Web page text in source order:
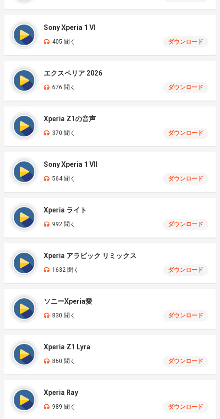
Sony Xperia 1 VI
405 聞く ダウンロード
エクスペリア 2026
676 聞く ダウンロード
Xperia Z1の音声
370 聞く ダウンロード
Sony Xperia 1 VII
564 聞く ダウンロード
Xperia ライト
992 聞く ダウンロード
Xperia アラビック リミックス
1632 聞く ダウンロード
ソニーXperia愛
830 聞く ダウンロード
Xperia Z1 Lyra
860 聞く ダウンロード
Xperia Ray
989 聞く ダウンロード